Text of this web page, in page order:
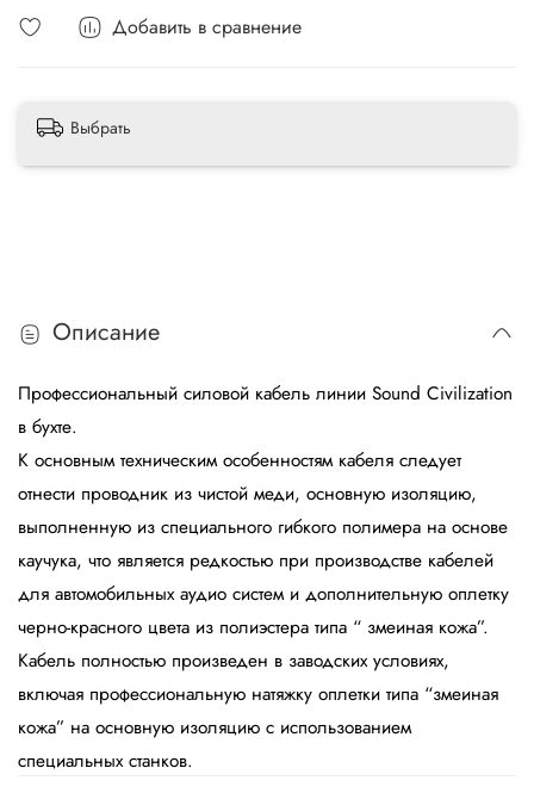
Добавить в сравнение
Выбрать
Описание
Профессиональный силовой кабель линии Sound Civilization
в бухте.
К основным техническим особенностям кабеля следует
отнести проводник из чистой меди, основную изоляцию,
выполненную из специального гибкого полимера на основе
каучука, что является редкостью при производстве кабелей
для автомобильных аудио систем и дополнительную оплетку
черно-красного цвета из полиэстера типа “ змеиная кожа”.
Кабель полностью произведен в заводских условиях,
включая профессиональную натяжку оплетки типа “змеиная
кожа” на основную изоляцию с использованием
специальных станков.